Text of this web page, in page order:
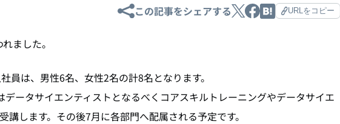
この記事をシェアする URLをコピー
ました。
員は、男性6名、女性2名の計8名となります。
データサイエンティストとなるべくコアスキルトレーニングやデータサイエ
講します。その後7月に各部門へ配属される予定です。